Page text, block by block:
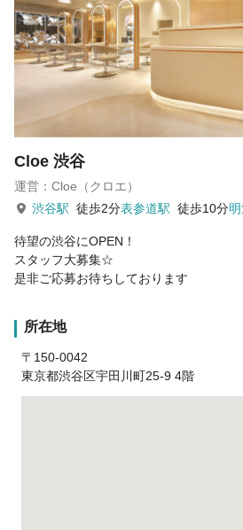
私達は夢やビジョンに共感し、共に高
募集しています。
Cloe 渋谷
運営：Cloe（クロエ）
渋谷駅 徒歩2分表参道駅 徒歩10分
待望の渋谷にOPEN！
スタッフ大募集☆
是非ご応募お待ちしております
所在地
〒150-0042
東京都渋谷区宇田川町25-9 4階